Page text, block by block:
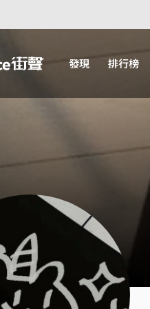
發現 排行榜